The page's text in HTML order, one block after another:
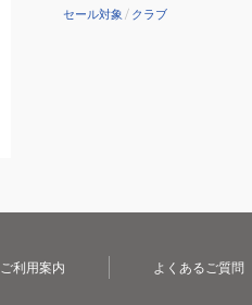
セール対象 / クラブ
ご利用案内 よくあるご質問